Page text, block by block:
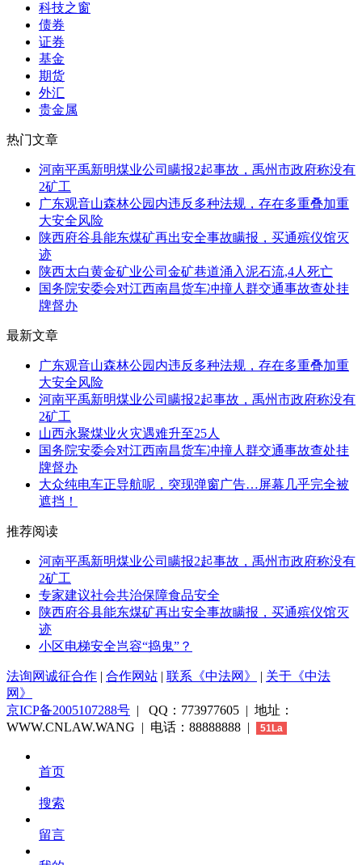
科技之窗
债券
证券
基金
期货
外汇
贵金属
热门文章
河南平禹新明煤业公司瞒报2起事故，禹州市政府称没有
2矿工
广东观音山森林公园内违反多种法规，存在多重叠加重
大安全风险
陕西府谷县能东煤矿再出安全事故瞒报，买通殡仪馆灭
迹
陕西太白黄金矿业公司金矿巷道涌入泥石流,4人死亡
国务院安委会对江西南昌货车冲撞人群交通事故查处挂
牌督办
最新文章
广东观音山森林公园内违反多种法规，存在多重叠加重
大安全风险
河南平禹新明煤业公司瞒报2起事故，禹州市政府称没有
2矿工
山西永聚煤业火灾遇难升至25人
国务院安委会对江西南昌货车冲撞人群交通事故查处挂
牌督办
大众纯电车正导航呢，突现弹窗广告…屏幕几乎完全被
遮挡！
推荐阅读
河南平禹新明煤业公司瞒报2起事故，禹州市政府称没有
2矿工
专家建议社会共治保障食品安全
陕西府谷县能东煤矿再出安全事故瞒报，买通殡仪馆灭
迹
小区电梯安全岂容“捣鬼”？
法询网诚征合作 | 合作网站 | 联系《中法网》 | 关于《中法
网》
京ICP备2005107288号 | QQ：773977605 | 地址：
WWW.CNLAW.WANG | 电话：88888888 |
51La
首页
搜索
留言